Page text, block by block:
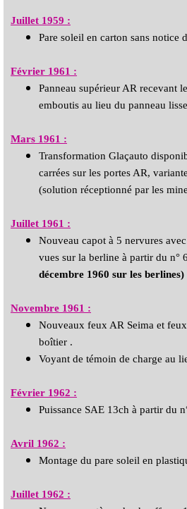
Juillet 1959 :
Pare soleil en carton sans notice
Février 1961 :
Panneau supérieur AR recevant
emboutis au lieu du panneau
Mars 1961 :
Transformation Glaçauto
carrées sur les portes AR,
(solution réceptionné par les
Juillet 1961 :
Nouveau capot à 5 nervures
vues sur la berline à partir du n°
décembre 1960 sur les berlines)
Novembre 1961 :
Nouveaux feux AR Seima et
boîtier .
Voyant de témoin de charge au
Février 1962 :
Puissance SAE 13ch à partir du
Avril 1962 :
Montage du pare soleil en
Juillet 1962 :